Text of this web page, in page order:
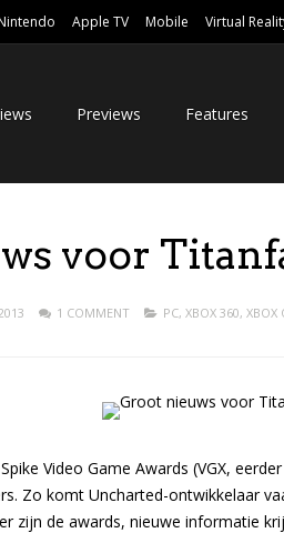
Apple TV Mobile Virtual
Previews Features
voor
1 COMMENT PC, XBOX 360, XBOX
Video Game Awards (VGX,
Zo komt Uncharted-ontwikkelaar
zijn de awards, nieuwe informatie